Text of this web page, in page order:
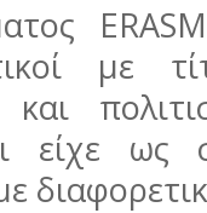
με
και
είχε ως